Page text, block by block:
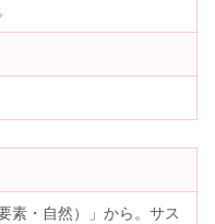
素・自然）」から。サス